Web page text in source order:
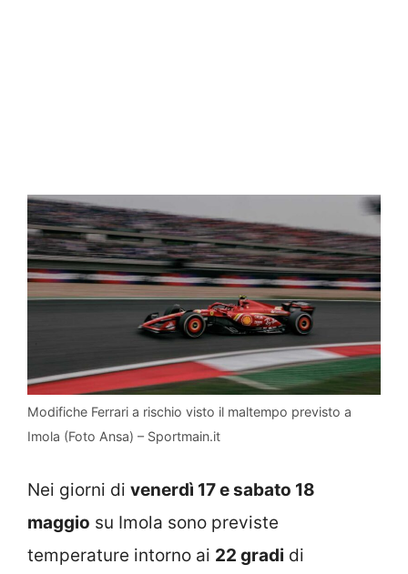
Modifiche Ferrari a rischio visto il maltempo previsto a
Imola (Foto Ansa) – Sportmain.it
Nei giorni di venerdì 17 e sabato 18
maggio su Imola sono previste
temperature intorno ai 22 gradi di